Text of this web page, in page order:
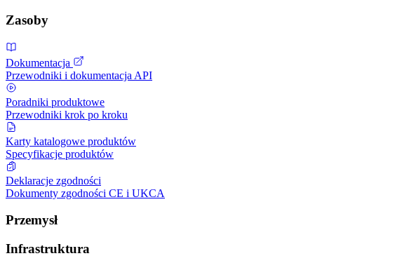
Zasoby
Dokumentacja
Przewodniki i dokumentacja API
Poradniki produktowe
Przewodniki krok po kroku
Karty katalogowe produktów
Specyfikacje produktów
Deklaracje zgodności
Dokumenty zgodności CE i UKCA
Przemysł
Infrastruktura